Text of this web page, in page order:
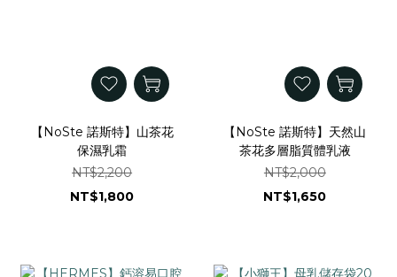
【NoSte 諾斯特】山茶花
保濕乳霜
NT$2,200
NT$1,800
【NoSte 諾斯特】天然山
茶花多層脂質體乳液
NT$2,000
NT$1,650